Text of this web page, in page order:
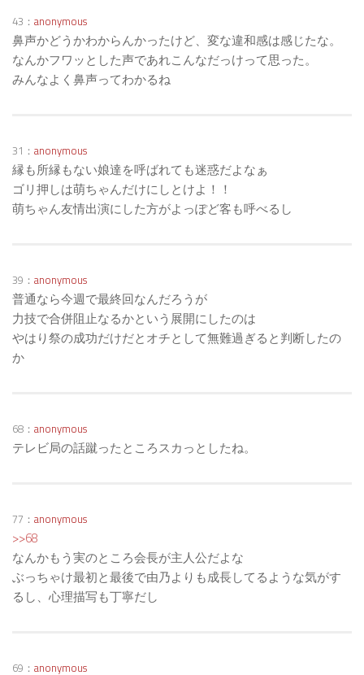
43： anonymous
鼻声かどうかわからんかったけど、変な違和感は感じたな。
なんかフワッとした声であれこんなだっけって思った。
みんなよく鼻声ってわかるね
31： anonymous
縁も所縁もない娘達を呼ばれても迷惑だよなぁ
ゴリ押しは萌ちゃんだけにしとけよ！！
萌ちゃん友情出演にした方がよっぽど客も呼べるし
39： anonymous
普通なら今週で最終回なんだろうが
力技で合併阻止なるかという展開にしたのは
やはり祭の成功だけだとオチとして無難過ぎると判断したの
か
68： anonymous
テレビ局の話蹴ったところスカっとしたね。
77： anonymous
>>68
なんかもう実のところ会長が主人公だよな
ぶっちゃけ最初と最後で由乃よりも成長してるような気がす
るし、心理描写も丁寧だし
69： anonymous